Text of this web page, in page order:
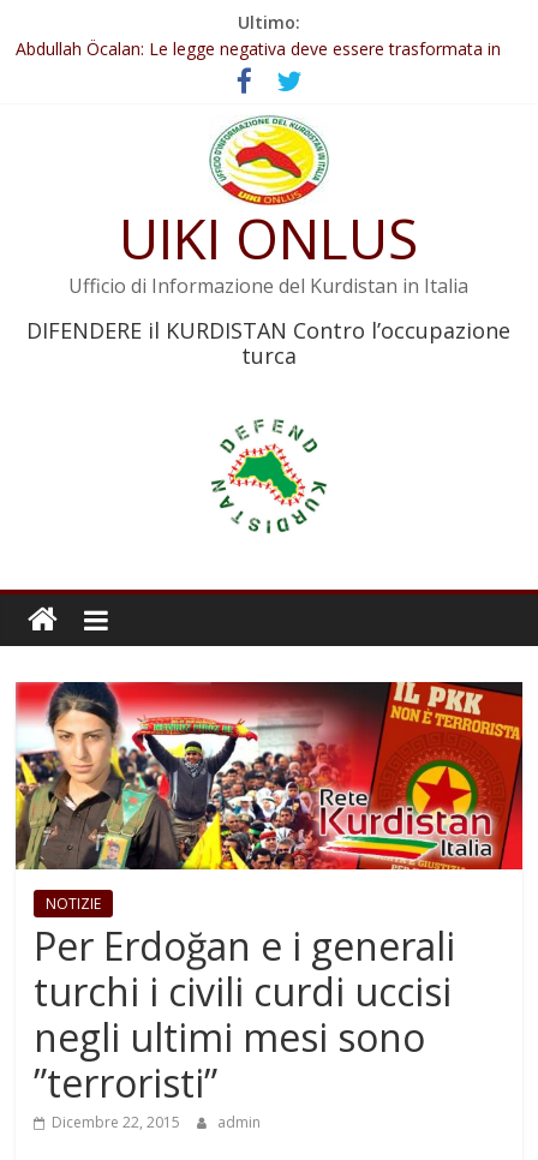
Ultimo:
Il KNK chiede un’azione internazionale contro i crimini di guerra
dell’Iran
Abdullah Öcalan: Le legge negativa deve essere trasformata in
Inizia la seconda fase del processo
Commissione donne del KNK: Şengal è di nuovo sotto minaccia
Non tenere conto della situazione di Rêber Apo ostacolerebbe
l’attuazione della leggeUIKI ONLUS
Ufficio di Informazione del Kurdistan in Italia
DIFENDERE il KURDISTAN Contro l’occupazione
turca
NOTIZIE
Per Erdoğan e i generali
turchi i civili curdi uccisi
negli ultimi mesi sono
”terroristi”
Dicembre 22, 2015 admin